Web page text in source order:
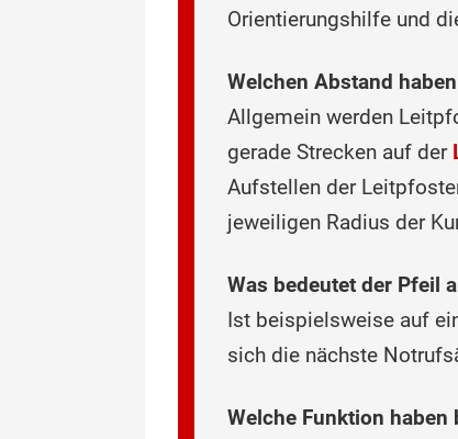
Orientierungshilfe und
Welchen Abst‌and
Allgemein werden
gerade Strecken auf der
Aufstellen der
jeweiligen Radius der
Was bedeutet der Pfeil
Ist beispielsweise auf
sich die nächste
Welche Funktion